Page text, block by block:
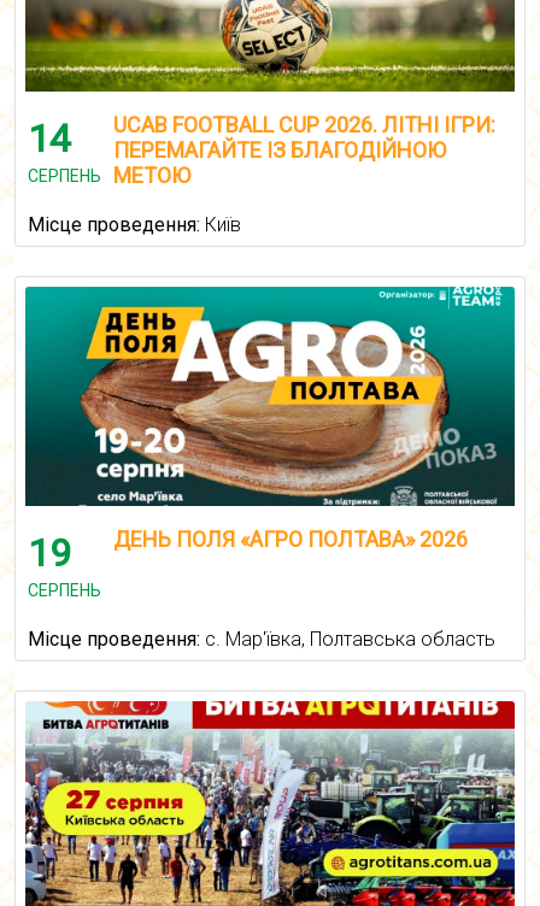
14
СЕРПЕНЬ
UCAB FOOTBALL CUP 2026. ЛІТНІ ІГРИ:
ПЕРЕМАГАЙТЕ ІЗ БЛАГОДІЙНОЮ
МЕТОЮ
Місце проведення: Київ
19
СЕРПЕНЬ
ДЕНЬ ПОЛЯ «АГРО ПОЛТАВА» 2026
Місце проведення: с. Мар'ївка, Полтавська область